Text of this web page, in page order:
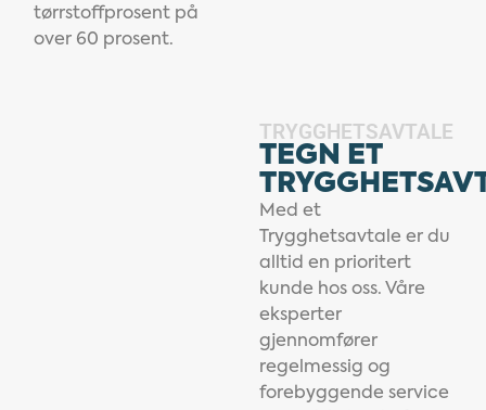
tørrstoffprosent på
over 60 prosent.
TRYGGHETSAVTALE
TEGN ET
Med et
Trygghetsavtale er du
alltid en prioritert
kunde hos oss. Våre
eksperter
gjennomfører
regelmessig og
forebyggende service